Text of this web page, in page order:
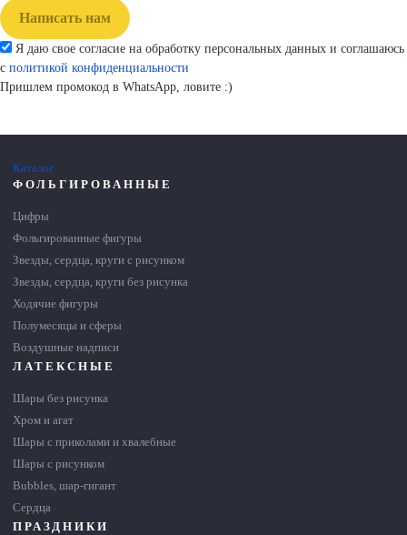
Написать нам
Я даю свое согласие на обработку персональных данных и соглашаюсь
с политикой конфиденциальности
Пришлем промокод в WhatsApp, ловите :)
Каталог
ФОЛЬГИРОВАННЫЕ
Цифры
Фольгированные фигуры
Звезды, сердца, круги с рисунком
Звезды, сердца, круги без рисунка
Ходячие фигуры
Полумесяцы и сферы
Воздушные надписи
ЛАТЕКСНЫЕ
Шары без рисунка
Хром и агат
Шары с приколами и хвалебные
Шары с рисунком
Bubbles, шар-гигант
Сердца
ПРАЗДНИКИ